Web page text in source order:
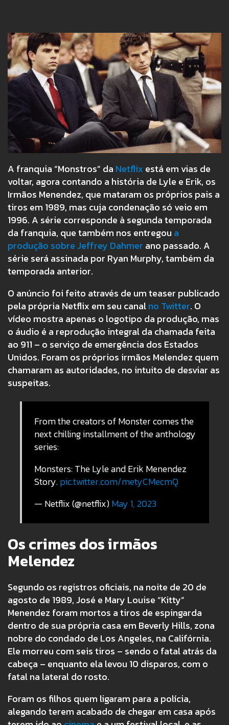
A franquia “Monstros” da Netflix está em vias de
voltar, agora contando a história de Lyle e Erik, os
Irmãos Menendez, que mataram os próprios pais a
tiros em 1989, mas cuja condenação só veio em
1996. A série corresponde à segunda temporada
da franquia, que também nos entregou a
produção sobre Jeffrey Dahmer ano passado. A
série será assinada por Ryan Murphy, também da
temporada anterior.
O anúncio foi feito através de um teaser publicado
pela própria Netflix em seu canalno Twitter. O
vídeo mostra apenas o logotipo da produção, mas
o áudio é a reprodução integral da chamada feita
ao 911 – o serviço de emergência dos Estados
Unidos. Foram os próprios irmãos Melendez quem
chamaram as autoridades, no intuito de desviar as
suspeitas.
From the creators of Monster comes the
next chilling installment of the anthology
series:
Monsters: The Lyle and Erik Menendez
Story.pic.twitter.com/metyCMecmQ
— Netflix (@netflix)May 1, 2023
Os crimes dos irmãos
Melendez
Segundo os registros oficiais, na noite de 20 de
agosto de 1989, José e Mary Louise “Kitty”
Menendez foram mortos a tiros de espingarda
dentro de sua própria casa em Beverly Hills, zona
nobre do condado de Los Angeles, na Califórnia.
Ele morreu com seis tiros – sendo o fatal atrás da
cabeça – enquanto ela levou 10 disparos, com o
fatal na lateral do rosto.
Foram os filhos quem ligaram para a polícia,
alegando terem acabado de chegar em casa após